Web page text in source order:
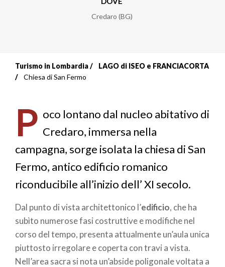
Credaro (BG)
Briciole
pane
Turismo in Lombardia
LAGO di ISEO e FRANCIACORTA
Chiesa di San Fermo
P oco lontano dal nucleo abitativo di
Credaro, immersa nella
campagna, sorge isolata la chiesa di San
Fermo, antico edificio romanico
riconducibile all’inizio dell’ XI secolo.
Dal punto di vista architettonico l’edificio, che ha
subìto numerose fasi costruttive e modifiche nel
corso del tempo, presenta attualmente un’aula unica
piuttosto irregolare e coperta con travi a vista.
Nell’area sacra si nota un’abside poligonale voltata a